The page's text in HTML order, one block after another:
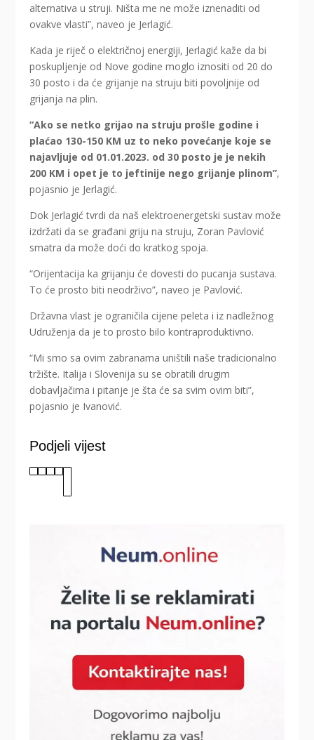
alternativa u struji. Ništa me ne može iznenaditi od
ovakve vlasti”, naveo je Jerlagić.
Kada je riječ o električnoj energiji, Jerlagić kaže da bi
poskupljenje od Nove godine moglo iznositi od 20 do
30 posto i da će grijanje na struju biti povoljnije od
grijanja na plin.
“Ako se netko grijao na struju prošle godine i
plaćao 130-150 KM uz to neko povećanje koje se
najavljuje od 01.01.2023. od 30 posto je je nekih
200 KM i opet je to jeftinije nego grijanje plinom”,
pojasnio je Jerlagić.
Dok Jerlagić tvrdi da naš elektroenergetski sustav može
izdržati da se građani griju na struju, Zoran Pavlović
smatra da može doći do kratkog spoja.
“Orijentacija ka grijanju će dovesti do pucanja sustava.
To će prosto biti neodrživo”, naveo je Pavlović.
Državna vlast je ograničila cijene peleta i iz nadležnog
Udruženja da je to prosto bilo kontraproduktivno.
“Mi smo sa ovim zabranama uništili naše tradicionalno
tržište. Italija i Slovenija su se obratili drugim
dobavljačima i pitanje je šta će sa svim ovim biti”,
pojasnio je Ivanović.
Podjeli vijest